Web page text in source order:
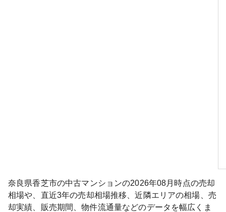
奈良県香芝市の中古マンションの2026年08月 時点の売却
相場や、直近3年の売却相場推移、近隣エリアの相場、売
却実績、販売期間、物件流通量などのデータを幅広くま